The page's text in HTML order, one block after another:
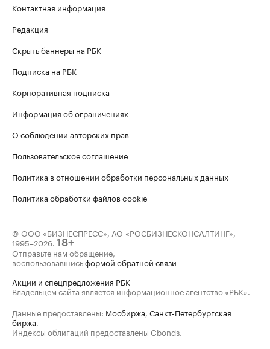
Контактная информация
Редакция
Скрыть баннеры на РБК
Подписка на РБК
Корпоративная подписка
Информация об ограничениях
О соблюдении авторских прав
Пользовательское соглашение
Политика в отношении обработки персональных данных
Политика обработки файлов cookie
© ООО «БИЗНЕСПРЕСС», АО «РОСБИЗНЕСКОНСАЛТИНГ»,
1995–2026. 18+
Отправьте нам обращение,
воспользовавшисьформой обратной связи
Акции и спецпредложения РБК
Владельцем сайта является информационное агентство «РБК».
Данные предоставлены: Мосбиржа, Санкт-Петербургская
биржа.
Индексы облигаций предоставлены Cbonds.